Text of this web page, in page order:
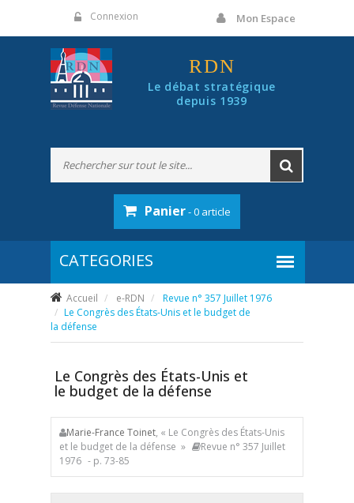
Connexion Mon Espace
RDN
Le débat stratégique
depuis 1939
Panier- 0 article
Accueil e-RDN
Revue n° 357 Juillet 1976
Le Congrès des États-Unis et le budget de
la défense
Le Congrès des États-Unis et
le budget de la défense
Marie-France Toinet, « Le Congrès des États-Unis
et le budget de la défense »
Revue n° 357 Juillet
1976 - p. 73-85